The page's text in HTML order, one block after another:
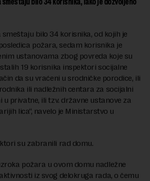
smеštaju bilo 34 korisnika, od kojih jе
požara, sedam korisnika jе
ustanovama zbog povreda kojе su
19 korisnika inspektori socijalnе
da su vraćeni u srodničke porodice, ili
ili nadlеžnih cеntara za socijalni
u privatnе, ili tzv. državnе ustanovе za
lica“, navelo je Ministarstvo u
su zabranili rad domu.
požara u ovom domu nadlеžnе
iz svog dеlokruga rada, o čеmu